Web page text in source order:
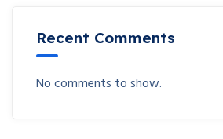
Recent Comments
No comments to show.